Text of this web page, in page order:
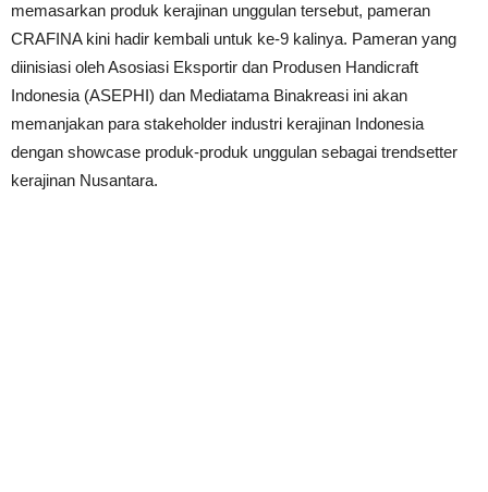
memasarkan produk kerajinan unggulan tersebut, pameran
CRAFINA kini hadir kembali untuk ke-9 kalinya. Pameran yang
diinisiasi oleh Asosiasi Eksportir dan Produsen Handicraft
Indonesia (ASEPHI) dan Mediatama Binakreasi ini akan
memanjakan para stakeholder industri kerajinan Indonesia
dengan showcase produk-produk unggulan sebagai trendsetter
kerajinan Nusantara.